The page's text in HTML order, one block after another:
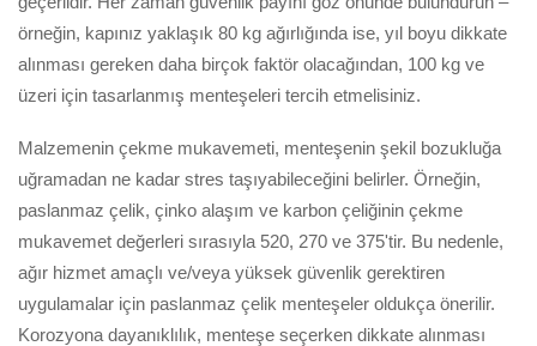
örneğin, kapınız yaklaşık 80 kg ağırlığında ise, yıl boyu dikkate
alınması gereken daha birçok faktör olacağından, 100 kg ve
üzeri için tasarlanmış menteşeleri tercih etmelisiniz.
Malzemenin çekme mukavemeti, menteşenin şekil bozukluğa
uğramadan ne kadar stres taşıyabileceğini belirler. Örneğin,
paslanmaz çelik, çinko alaşım ve karbon çeliğinin çekme
mukavemet değerleri sırasıyla 520, 270 ve 375'tir. Bu nedenle,
ağır hizmet amaçlı ve/veya yüksek güvenlik gerektiren
uygulamalar için paslanmaz çelik menteşeler oldukça önerilir.
Korozyona dayanıklılık, menteşe seçerken dikkate alınması